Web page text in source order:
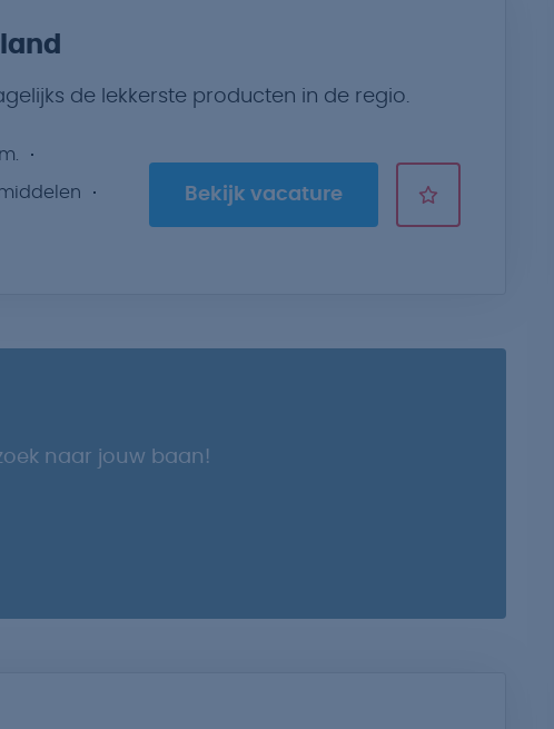
de lekkerste producten in de regio.
Bekijk vacature
naar jouw baan!